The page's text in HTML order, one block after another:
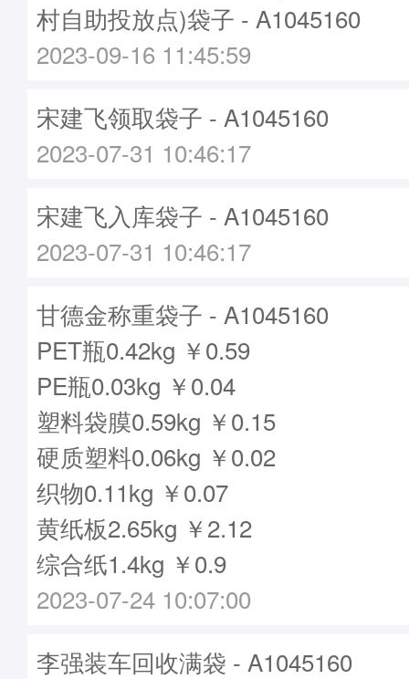
村自助投放点)袋子 - A1045160
2023-09-16 11:45:59
宋建飞领取袋子 - A1045160
2023-07-31 10:46:17
宋建飞入库袋子 - A1045160
2023-07-31 10:46:17
甘德金称重袋子 - A1045160
PET瓶0.42kg ￥0.59
PE瓶0.03kg ￥0.04
塑料袋膜0.59kg ￥0.15
硬质塑料0.06kg ￥0.02
织物0.11kg ￥0.07
黄纸板2.65kg ￥2.12
综合纸1.4kg ￥0.9
2023-07-24 10:07:00
李强装车回收满袋 - A1045160